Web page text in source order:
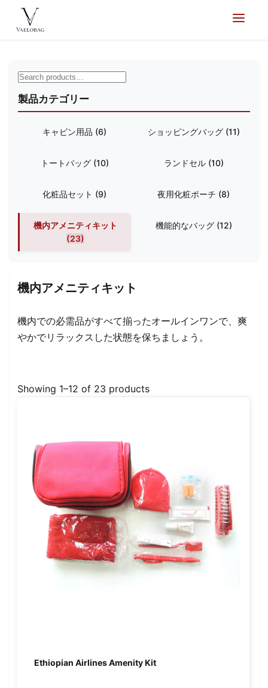
Vaelobag
製品カテゴリー
キャビン用品 (6) ショッピングバッグ (11)
トートバッグ (10) ランドセル (10)
化粧品セット (9) 夜用化粧ポーチ (8)
機内アメニティキット
(23)
機能的なバッグ (12)
機内アメニティキット
機内での必需品がすべて揃ったオールインワンで、爽
やかでリラックスした状態を保ちましょう。
Showing 1–12 of 23 products
Ethiopian Airlines Amenity Kit